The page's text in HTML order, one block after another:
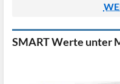
Wirklichkeit weit
SMART Werte unter